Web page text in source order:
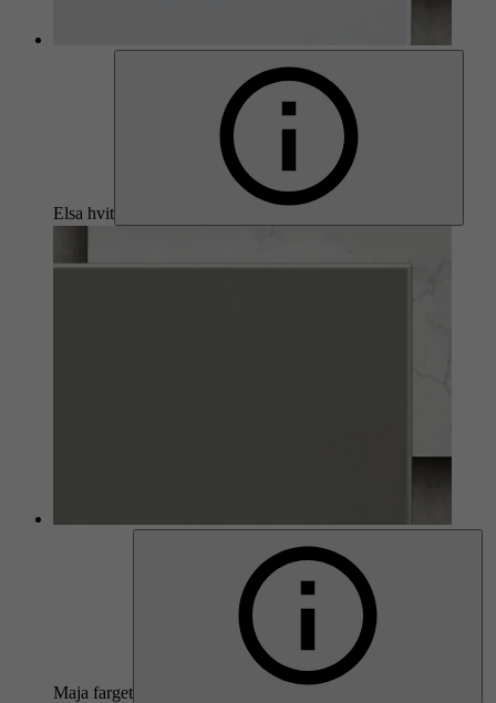
Elsa hvit
Maja farget